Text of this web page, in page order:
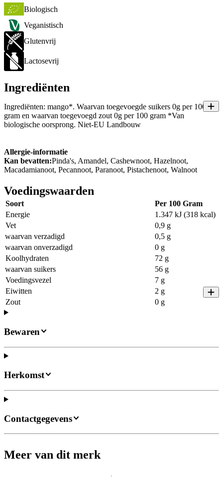
Biologisch
Veganistisch
Glutenvrij
Lactosevrij
Ingrediënten
Ingrediënten: mango*. Waarvan toegevoegde suikers 0g per 100
gram en waarvan toegevoegd zout 0g per 100 gram *Van
biologische oorsprong. Niet-EU Landbouw
Allergie-informatie
Kan bevatten:Pinda's, Amandel, Cashewnoot, Hazelnoot,
Macadamianoot, Pecannoot, Paranoot, Pistachenoot, Walnoot
Voedingswaarden
Soort
Per 100 Gram
Energie
1.347 kJ (318 kcal)
Vet
0,9 g
waarvan verzadigd
0,5 g
waarvan onverzadigd
0 g
Koolhydraten
72 g
waarvan suikers
56 g
Voedingsvezel
7 g
Eiwitten
2 g
Zout
0 g
Bewaren
Herkomst
Contactgegevens
Meer van dit merk